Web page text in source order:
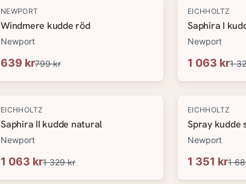
-20%
NEWPORT
Windmere kudde röd
Newport
639 kr799 kr
-20%
EICHHOLTZ
Saphira I
Newport
1 063 kr1
-20%
EICHHOLTZ
Saphira II kudde natural
Newport
1 063 kr1 329 kr
-20%
EICHHOLTZ
Spray kudde
Newport
1 351 kr1